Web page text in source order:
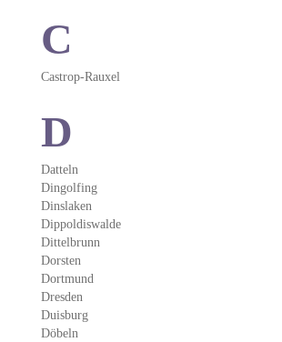
C
Castrop-Rauxel
D
Datteln
Dingolfing
Dinslaken
Dippoldiswalde
Dittelbrunn
Dorsten
Dortmund
Dresden
Duisburg
Döbeln